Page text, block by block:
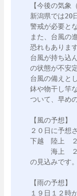
【今後の気象
新潟県では20
警戒が必要と
また、台風の
恐れもあります
台風が持ち込
の状態が不安
台風の備えと
鉢や物干し竿
ついて、早め
【風の予想】
２０日に予想
下越　陸上　
海上　２８
の見込みです。
【雨の予想】
１９日１２時